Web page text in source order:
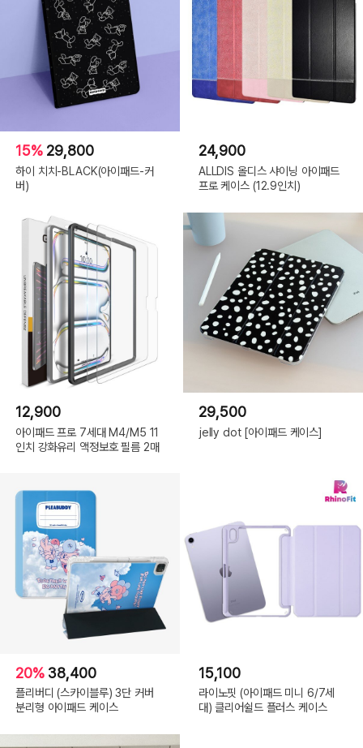
15% 29,800
하이 치치-BLACK(아이패드-커
버)
24,900
ALLDIS 올디스 샤이닝 아이패드
프로 케이스 (12.9인치)
12,900
아이패드 프로 7세대 M4/M5 11
인치 강화유리 액정보호 필름 2매
29,500
jelly dot [아이패드 케이스]
20% 38,400
플리버디 (스카이블루) 3단 커버
분리형 아이패드 케이스
15,100
라이노핏 (아이패드 미니 6/7세
대) 클리어쉴드 플러스 케이스